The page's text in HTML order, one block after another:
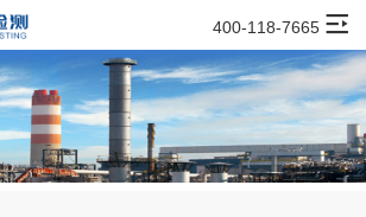
400-118-7665